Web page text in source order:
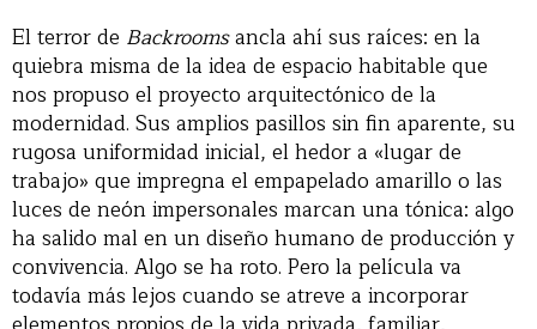
El terror de Backroomsancla ahí sus raíces: en la
quiebra misma de la idea de espacio habitable que
nos propuso el proyecto arquitectónico de la
modernidad. Sus amplios pasillos sin fin aparente, su
rugosa uniformidad inicial, el hedor a «lugar de
trabajo» que impregna el empapelado amarillo o las
luces de neón impersonales marcan una tónica: algo
ha salido mal en un diseño humano de producción y
convivencia. Algo se ha roto. Pero la película va
todavía más lejos cuando se atreve a incorporar